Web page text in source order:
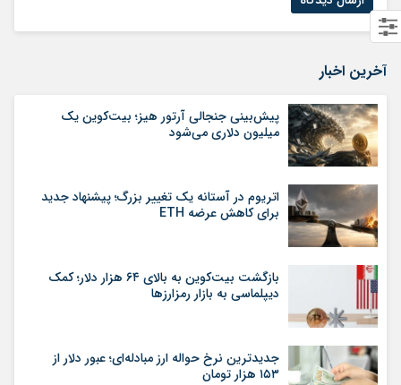
آخرین اخبار
پیش‌بینی جنجالی آرتور هیز؛ بیت‌کوین یک
میلیون دلاری می‌شود
اتریوم در آستانه یک تغییر بزرگ؛ پیشنهاد جدید
برای کاهش عرضه ETH
بازگشت بیت‌کوین به بالای ۶۴ هزار دلار؛ کمک
دیپلماسی به بازار رمزارزها
جدیدترین نرخ حواله ارز مبادله‌ای؛ عبور دلار از
۱۵۳ هزار تومان